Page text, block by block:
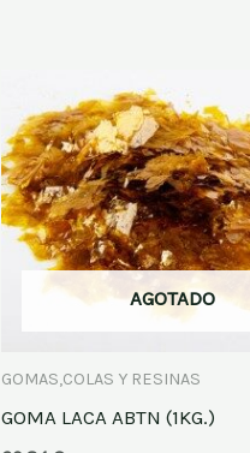
AGOTADO
GOMAS,COLAS Y RESINAS
GOMA LACA ABTN (1KG.)